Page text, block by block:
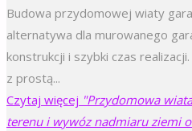
Budowa przydomowej wiaty
alternatywa dla murowanego
konstrukcji i szybki czas
z prostą...
Czytaj więcej "Przydomowa
terenu i wywóz nadmiaru ziemi